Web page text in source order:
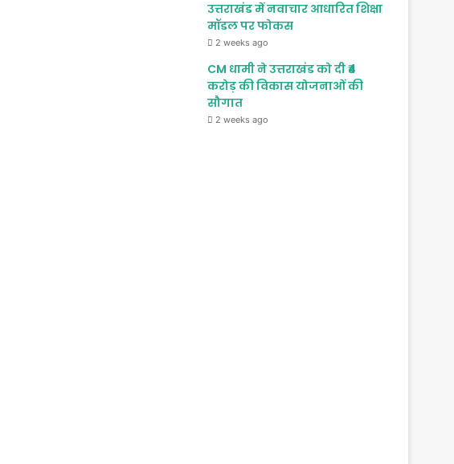
उत्तराखंड में नवाचार आधारित शिक्षा
मॉडल पर फोकस
2 weeks ago
CM धामी ने उत्तराखंड को दी ₹4
करोड़ की विकास योजनाओं की
सौगात
2 weeks ago